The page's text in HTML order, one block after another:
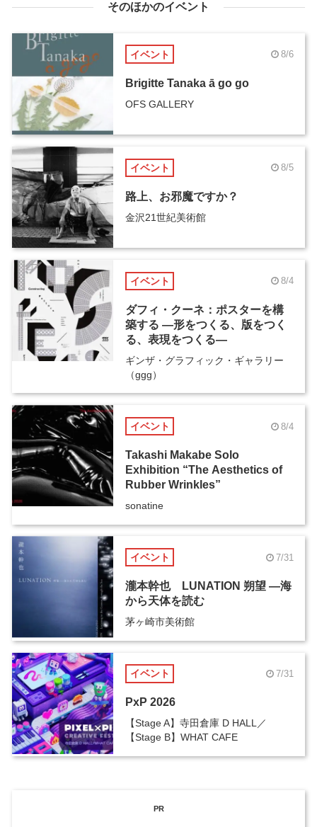
そのほかのイベント
イベント 8/6
Brigitte Tanaka ā go go
OFS GALLERY
イベント 8/5
路上、お邪魔ですか？
金沢21世紀美術館
イベント 8/4
ダフィ・クーネ：ポスターを構
築する ―形をつくる、版をつく
る、表現をつくる―
ギンザ・グラフィック・ギャラリー
（ggg）
イベント 8/4
Takashi Makabe Solo
Exhibition “The Aesthetics of
Rubber Wrinkles”
sonatine
イベント 7/31
瀧本幹也 LUNATION 朔望 ―海
から天体を読む
茅ヶ崎市美術館
イベント 7/31
PxP 2026
【Stage A】寺田倉庫 D HALL／
【Stage B】WHAT CAFE
PR